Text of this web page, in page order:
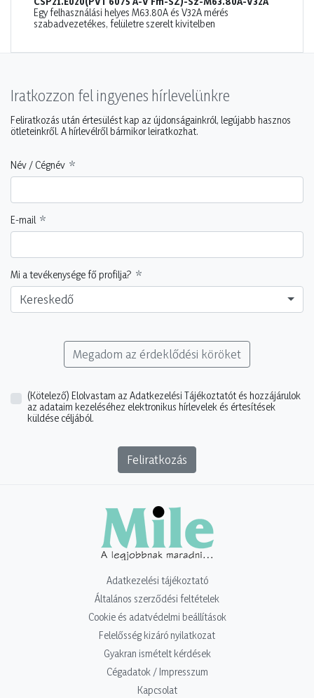
Egy felhasználási helyes M63.80A és V32A mérés
szabadvezetékes, felületre szerelt kivitelben
Iratkozzon fel ingyenes hírlevelünkre
Feliratkozás után értesülést kap az újdonságainkról, legújabb hasznos
ötleteinkről. A hírlevélről bármikor leiratkozhat.
Név / Cégnév
E-mail
Mi a tevékenysége fő profilja?
Kereskedő
Megadom az érdeklődési köröket
(Kötelező) Elolvastam az Adatkezelési Tájékoztatót és hozzájárulok
az adataim kezeléséhez elektronikus hírlevelek és értesítések
küldése céljából.
Feliratkozás
Adatkezelési tájékoztató
Általános szerződési feltételek
Cookie és adatvédelmi beállítások
Felelősség kizáró nyilatkozat
Gyakran ismételt kérdések
Cégadatok / Impresszum
Kapcsolat